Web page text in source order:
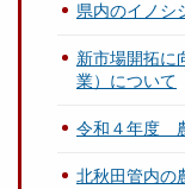
県内のイノシ
新市場開拓に
業）について
令和４年度
北秋田管内の